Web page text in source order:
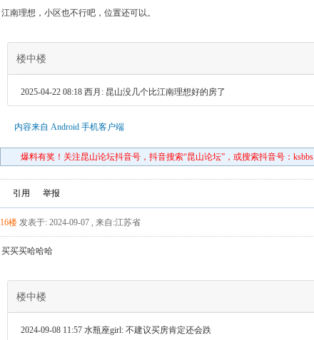
江南理想，小区也不行吧，位置还可以。
楼中楼
2025-04-22 08:18 西月: 昆山没几个比江南理想好的房了
内容来自 Android 手机客户端
爆料有奖！关注昆山论坛抖音号，抖音搜索“昆山论坛”，或搜索抖音号：ksbbs
引用 举报
16楼 发表于: 2024-09-07 , 来自:江苏省
买买买哈哈哈
楼中楼
2024-09-08 11:57 水瓶座girl: 不建议买房肯定还会跌